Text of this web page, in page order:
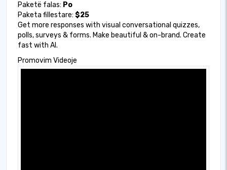
Paketë falas: Po
Paketa fillestare: $25
Get more responses with visual conversational quizzes,
polls, surveys & forms. Make beautiful & on-brand. Create
fast with AI.
Promovim Videoje